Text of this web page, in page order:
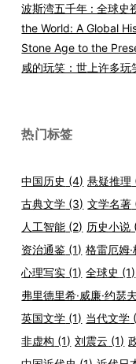
波斯湾五千年 : 全球史
the World: A Global
Stone Age to the
咸的玩笑：世上许多玩
热门标签
中国历史 (4) 悬疑推理
古典文学 (3) 文学名著
人工智能 (2) 历史小说
资治通鉴 (1) 格雷厄姆
心理写实 (1) 全球史 (1)
弗里德里希·威廉·约瑟
英国文学 (1) 当代文学
非虚构 (1) 刘震云 (1)